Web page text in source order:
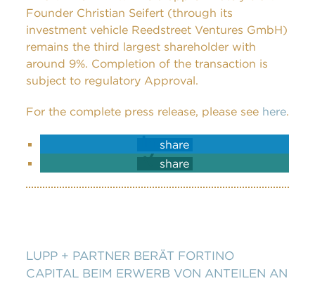
Founder Christian Seifert (through its
investment vehicle Reedstreet Ventures GmbH)
remains the third largest shareholder with
around 9%. Completion of the transaction is
subject to regulatory Approval.
For the complete press release, please see here.
share
share
LUPP + PARTNER BERÄT FORTINO
CAPITAL BEIM ERWERB VON ANTEILEN AN